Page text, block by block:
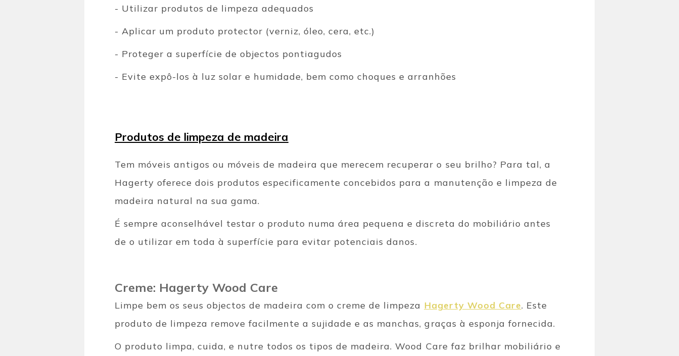
- Utilizar produtos de limpeza adequados
- Aplicar um produto protector (verniz, óleo, cera, etc.)
- Proteger a superfície de objectos pontiagudos
- Evite expô-los à luz solar e humidade, bem como choques e arranhões
Produtos de limpeza de madeira
Tem móveis antigos ou móveis de madeira que merecem recuperar o seu brilho? Para tal, a
Hagerty oferece dois produtos especificamente concebidos para a manutenção e limpeza de
madeira natural na sua gama.
É sempre aconselhável testar o produto numa área pequena e discreta do mobiliário antes
de o utilizar em toda à superfície para evitar potenciais danos.
Creme: Hagerty Wood Care
Limpe bem os seus objectos de madeira com o creme de limpeza Hagerty Wood Care. Este
produto de limpeza remove facilmente a sujidade e as manchas, graças à esponja fornecida.
O produto limpa, cuida, e nutre todos os tipos de madeira. Wood Care faz brilhar mobiliário e